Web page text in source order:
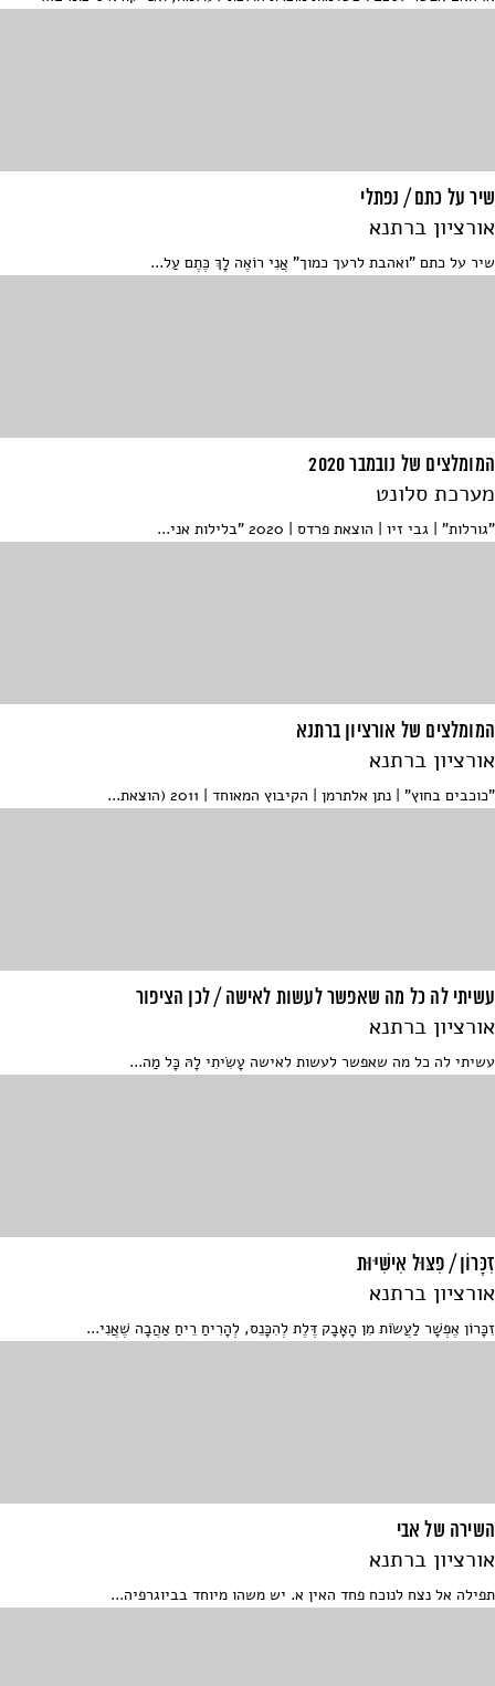
שיר על כתם / נפתלי
אורציון ברתנא
שיר על כתם "ואהבת לרעך כמוך" אֲנִי רוֹאֶה לָךְ כֶּתֶם עַל...
המומלצים של נובמבר 2020
מערכת סלונט
"גורלות" | גבי זיו | הוצאת פרדס | 2020 "בלילות אני...
המומלצים של אורציון ברתנא
אורציון ברתנא
"כוכבים בחוץ" | נתן אלתרמן | הקיבוץ המאוחד | 2011 (הוצאת...
עשיתי לה כל מה שאפשר לעשות לאישה / לכן הציפור
אורציון ברתנא
עשיתי לה כל מה שאפשר לעשות לאישה עָשִׂיתִי לָהּ כָּל מַה...
זִכָּרוֹן / פִּצּוּל אִישִׁיּוּת
אורציון ברתנא
זִכָּרוֹן אֶפְשָׁר לַעֲשׂוֹת מִן הָאָבָק דֶּלֶת לְהִכָּנֵס, לְהָרִיחַ רֵיחַ אַהֲבָה שֶׁאֲנִי...
השירה של אבי
אורציון ברתנא
תפילה אל נצח לנוכח פחד האין א. יש משהו מיוחד בביוגרפיה...